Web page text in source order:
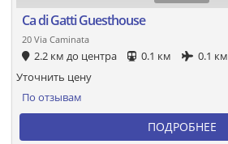
Ca di Gatti Guesthouse
20 Via Caminata
2.2 км до центра 0.1 км 0.1 км
По отзывам
Уточнить цену
ПОДРОБНЕЕ